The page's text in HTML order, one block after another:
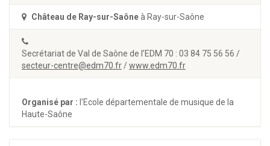
Château de Ray-sur-Saôneà Ray-sur-Saône
Secrétariat de Val de Saône de l’EDM 70 : 03 84 75 56 56 /
secteur-centre@edm70.fr /www.edm70.fr
Organisé par : l'Ecole départementale de musique de la
Haute-Saône